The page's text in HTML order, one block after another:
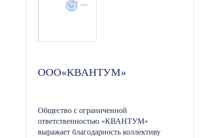
ООО«КВАНТУМ»
Общество с ограниченной
ответственностью «КВАНТУМ»
выражает благодарность коллективу